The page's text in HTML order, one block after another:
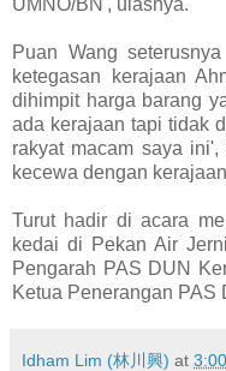
Puan Wang
ketegasan kerajaan
dihimpit harga barang
ada kerajaan tapi tidak
rakyat macam saya
kecewa dengan
Turut hadir di acara
kedai di Pekan Air
Pengarah PAS DUN
Ketua Penerangan PAS
Idham Lim (林川興) at